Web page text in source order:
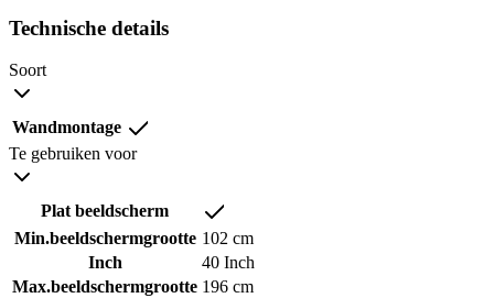
Technische details
Soort
Wandmontage
Te gebruiken voor
Plat beeldscherm
Min.beeldschermgrootte 102 cm
Inch
40 Inch
Max.beeldschermgrootte 196 cm